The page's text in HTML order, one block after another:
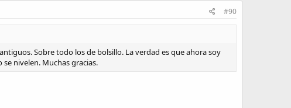
#90
Sobre todo los de bolsillo. La verdad es que ahora soy
nivelen. Muchas gracias.